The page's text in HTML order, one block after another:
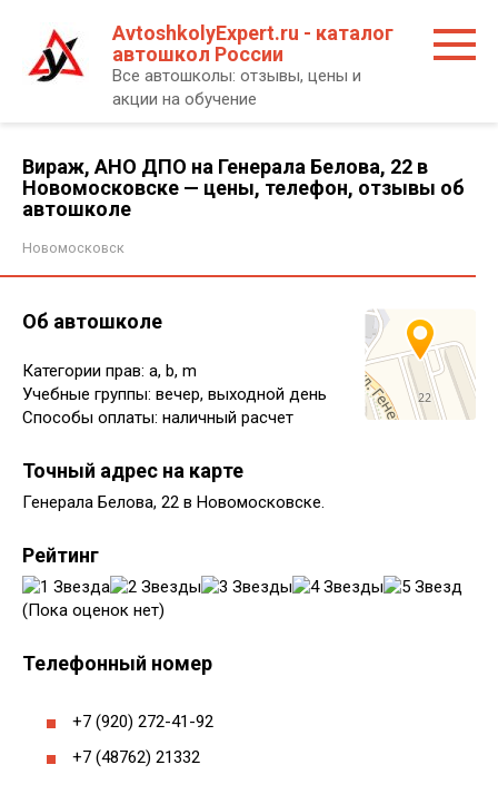
контенту
AvtoshkolyExpert.ru - каталог
автошкол России
Все автошколы: отзывы, цены и
акции на обучение
Вираж, АНО ДПО на Генерала Белова, 22 в
Новомосковске — цены, телефон, отзывы об
автошколе
Новомосковск
Об автошколе
Категории прав: a, b, m
Учебные группы: вечер, выходной день
Способы оплаты: наличный расчет
Точный адрес на карте
Генерала Белова, 22 в Новомосковске.
Рейтинг
(Пока оценок нет)
Телефонный номер
+7 (920) 272-41-92
+7 (48762) 21332